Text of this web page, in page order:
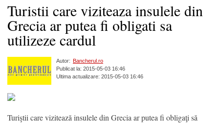
Turistii care viziteaza insulele din
Grecia ar putea fi obligati sa
utilizeze cardul
Autor: Bancherul.ro
Publicat la: 2015-05-03 16:46
Ultima actualizare: 2015-05-03 16:46
Turiştii care vizitează insulele din Grecia ar putea fi obligaţi să